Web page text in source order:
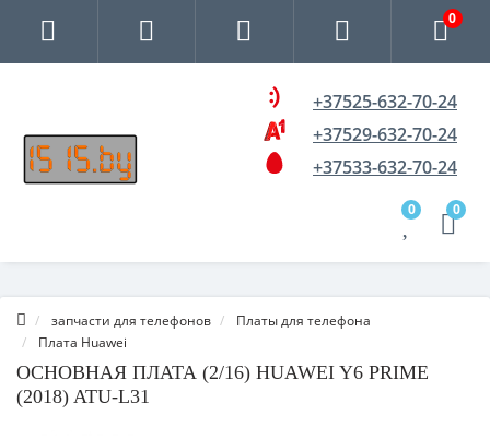
0
+37525-632-70-24
+37529-632-70-24
+37533-632-70-24
0 0
запчасти для телефонов
Платы для телефона
Плата Huawei
ОСНОВНАЯ ПЛАТА (2/16) HUAWEI Y6 PRIME
(2018) ATU-L31